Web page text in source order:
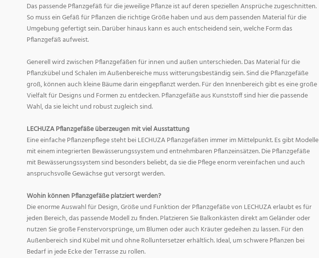
Das passende Pflanzgefäß für die jeweilige Pflanze ist auf deren speziellen Ansprüche zugeschnitten.
So muss ein Gefäß für Pflanzen die richtige Größe haben und aus dem passenden Material für die
Umgebung gefertigt sein. Darüber hinaus kann es auch entscheidend sein, welche Form das
Pflanzgefäß aufweist.
Generell wird zwischen Pflanzgefäßen für innen und außen unterschieden. Das Material für die
Pflanzkübel und Schalen im Außenbereiche muss witterungsbeständig sein. Sind die Pflanzgefäße
groß, können auch kleine Bäume darin eingepflanzt werden. Für den Innenbereich gibt es eine große
Vielfalt für Designs und Formen zu entdecken. Pflanzgefäße aus Kunststoff sind hier die passende
Wahl, da sie leicht und robust zugleich sind.
LECHUZA Pflanzgefäße überzeugen mit viel Ausstattung
Eine einfache Pflanzenpflege steht bei LECHUZA Pflanzgefäßen immer im Mittelpunkt. Es gibt Modelle
mit einem integrierten Bewässerungssystem und entnehmbaren Pflanzeinsätzen. Die Pflanzgefäße
mit Bewässerungssystem sind besonders beliebt, da sie die Pflege enorm vereinfachen und auch
anspruchsvolle Gewächse gut versorgt werden.
Wohin können Pflanzgefäße platziert werden?
Die enorme Auswahl für Design, Größe und Funktion der Pflanzgefäße von LECHUZA erlaubt es für
jeden Bereich, das passende Modell zu finden. Platzieren Sie Balkonkästen direkt am Geländer oder
nutzen Sie große Fenstervorsprünge, um Blumen oder auch Kräuter gedeihen zu lassen. Für den
Außenbereich sind Kübel mit und ohne Rolluntersetzer erhältlich. Ideal, um schwere Pflanzen bei
Bedarf in jede Ecke der Terrasse zu rollen.